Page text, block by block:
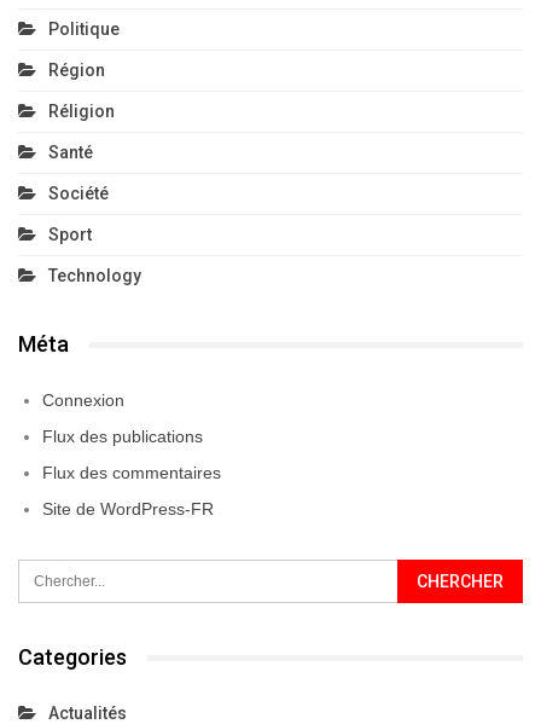
Politique
Région
Réligion
Santé
Société
Sport
Technology
Méta
Connexion
Flux des publications
Flux des commentaires
Site de WordPress-FR
Categories
Actualités